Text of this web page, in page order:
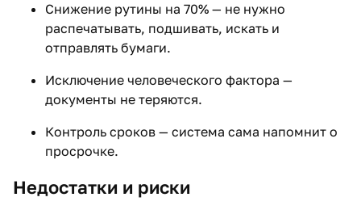
Снижение рутины на 70% — не нужно
распечатывать, подшивать, искать и
отправлять бумаги.
Исключение человеческого фактора —
документы не теряются.
Контроль сроков — система сама напомнит о
просрочке.
Недостатки и риски